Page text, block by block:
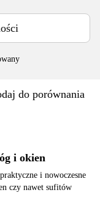
do porównania
i okien
i nowoczesne
czy nawet sufitów